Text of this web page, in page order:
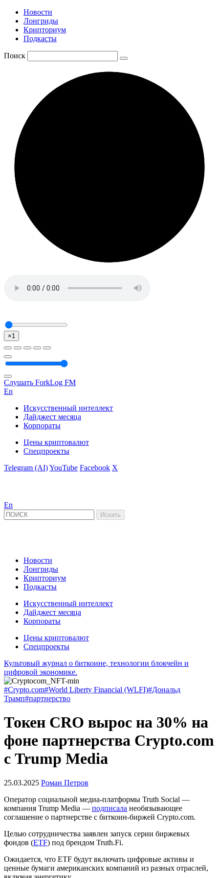
Новости
Лонгриды
Крипториум
Подкасты
Поиск
×1
Слушать ForkLog FM
En
Искусственный интеллект
Дайджест месяца
Корпораты
Цены криптовалют
Спецпроекты
Telegram (AI)YouTube Facebook X
En
Новости
Лонгриды
Крипториум
Подкасты
Искусственный интеллект
Дайджест месяца
Корпораты
Цены криптовалют
Спецпроекты
Культовый журнал о биткоине, технологии блокчейн и
цифровой экономике.
#Crypto.com#World Liberty Financial (WLFI)#Дональд
Трамп#партнерство
Токен CRO вырос на 30% на
фоне партнерства Crypto.com
с Trump Media
25.03.2025 Роман Петров
Оператор социальной медиа-платформы Truth Social —
компания Trump Media — подписала необязывающее
соглашение о партнерстве с биткоин-биржей Crypto.com.
Целью сотрудничества заявлен запуск серии биржевых
фондов (ETF) под брендом Truth.Fi.
Ожидается, что ETF будут включать цифровые активы и
ценные бумаги американских компаний из разных отраслей,